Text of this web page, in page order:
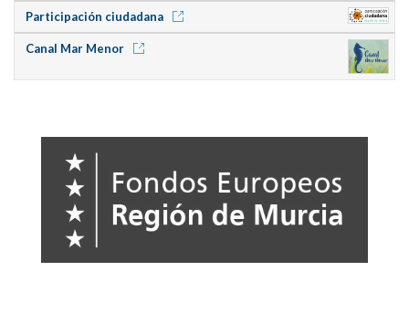
Participación ciudadana
Canal Mar Menor